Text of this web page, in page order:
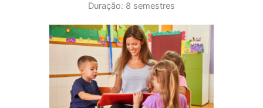
Duração: 8 semestres